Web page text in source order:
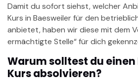
Damit du sofort siehst, welcher
Kurs in Baesweiler für den
anbietet, haben wir diese mit dem
ermächtigte Stelle“ für dich
Warum solltest du
Kurs absolvieren?